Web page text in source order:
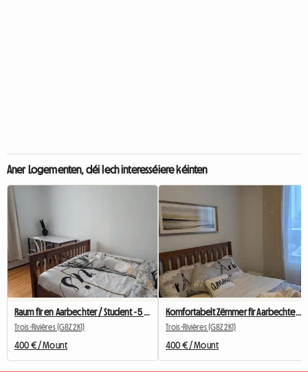
Aner Logementen, déi Iech interesséiere kéinten
Raum fir en Aarbechter / Student - 5 min vun UQTR (Trois-Rivières)
Trois-Rivières (G8Z 2K1)
400 € / Mount
Komfortabelt Zëmmer fir Aarbechter/Student - 5 Minutte vun der UQTR ewech
Trois-Rivières (G8Z 2K1)
400 € / Mount